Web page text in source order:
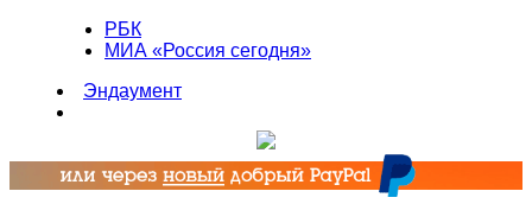
РБК
МИА «Россия сегодня»
Эндаумент